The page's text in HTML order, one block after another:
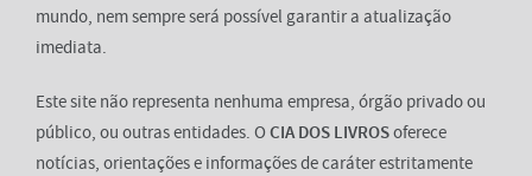
mundo, nem sempre será possível garantir a atualização
imediata.
Este site não representa nenhuma empresa, órgão privado ou
público, ou outras entidades. OCIA DOS LIVROSoferece
notícias, orientações e informações de caráter estritamente